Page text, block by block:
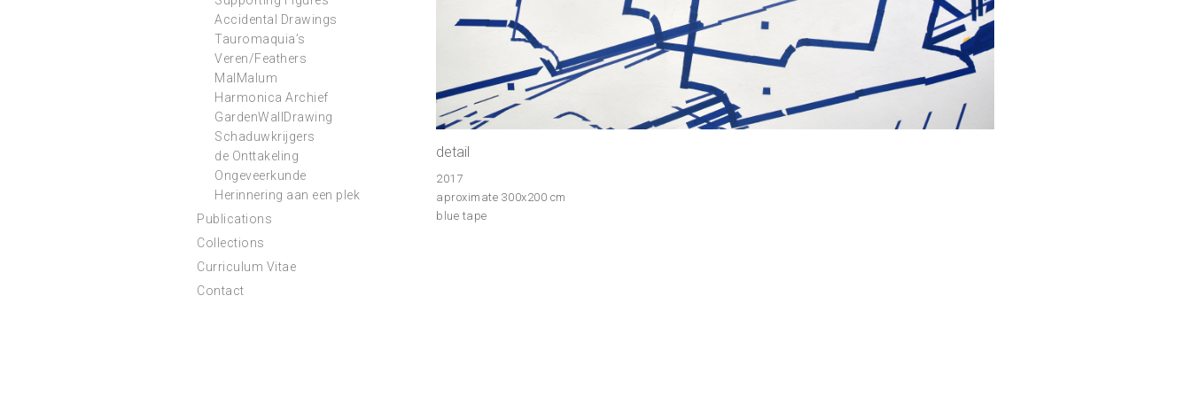
detail
2017
aproximate 300x200 cm
blue tape
Accidental Drawings
Tauromaquia’s
Veren/Feathers
MalMalum
Harmonica Archief
GardenWallDrawing
Schaduwkrijgers
de Onttakeling
Ongeveerkunde
Herinnering aan een plek
Publications
Collections
Curriculum Vitae
Contact